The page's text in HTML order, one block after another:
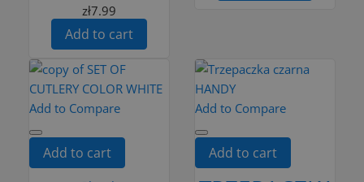
zł7.99
Add to cart
Add to Compare
Add to cart
Add to Compare
Add to cart